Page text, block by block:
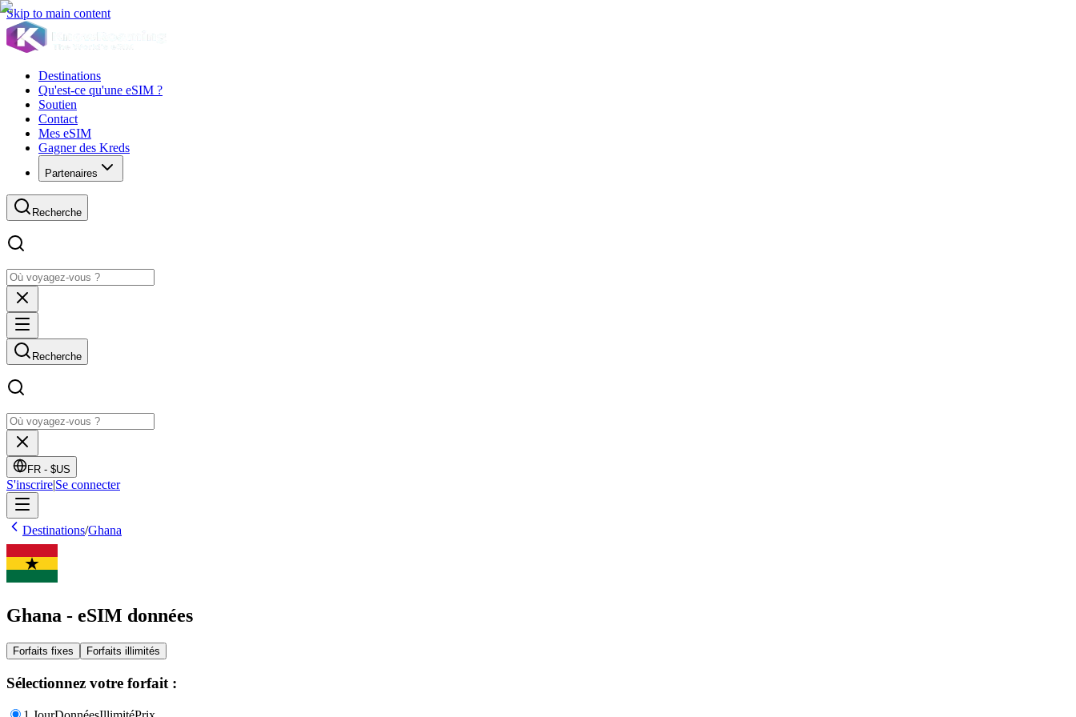
Skip to main content
Destinations
Qu'est-ce qu'une eSIM ?
Soutien
Contact
Mes eSIM
Gagner des Kreds
Partenaires
Recherche
Recherche
FR - $US
S'inscrire|Se connecter
Destinations/Ghana
Ghana - eSIM données
Forfaits fixes Forfaits illimités
Sélectionnez votre forfait :